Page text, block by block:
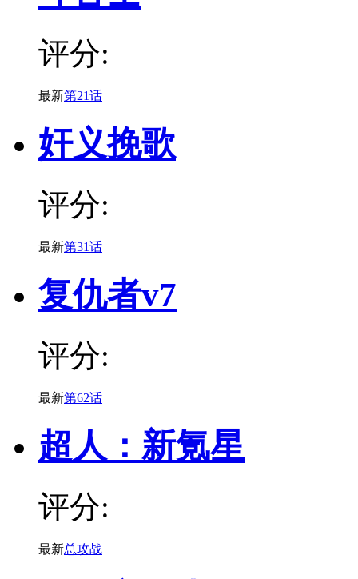
评分:
最新第21话
奸义挽歌
评分:
最新第31话
复仇者v7
评分:
最新第62话
超人：新氪星
评分:
最新总攻战